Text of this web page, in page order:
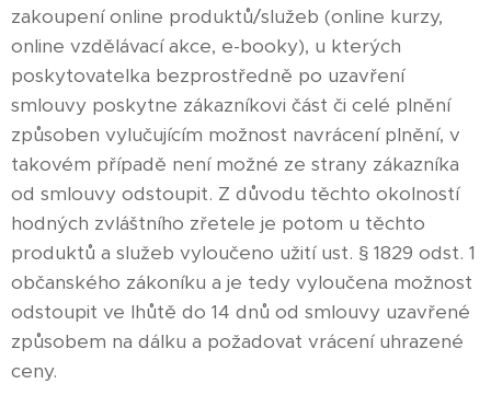
zakoupení online produktů/služeb (online kurzy,
online vzdělávací akce, e-booky), u kterých
poskytovatelka bezprostředně po uzavření
smlouvy poskytne zákazníkovi část či celé plnění
způsoben vylučujícím možnost navrácení plnění, v
takovém případě není možné ze strany zákazníka
od smlouvy odstoupit. Z důvodu těchto okolností
hodných zvláštního zřetele je potom u těchto
produktů a služeb vyloučeno užití ust. § 1829 odst. 1
občanského zákoníku a je tedy vyloučena možnost
odstoupit ve lhůtě do 14 dnů od smlouvy uzavřené
způsobem na dálku a požadovat vrácení uhrazené
ceny.